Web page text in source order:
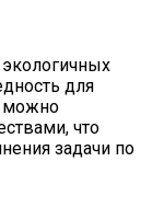
для
можно
что
задачи по